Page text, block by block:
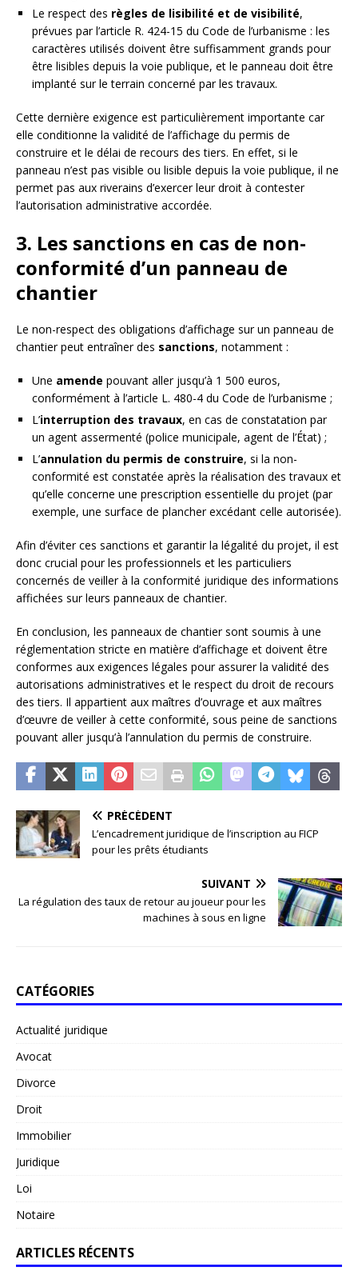
Le respect des règles de lisibilité et de visibilité,
prévues par l’article R. 424-15 du Code de l’urbanisme : les
caractères utilisés doivent être suffisamment grands pour
être lisibles depuis la voie publique, et le panneau doit être
implanté sur le terrain concerné par les travaux.
Cette dernière exigence est particulièrement importante car
elle conditionne la validité de l’affichage du permis de
construire et le délai de recours des tiers. En effet, si le
panneau n’est pas visible ou lisible depuis la voie publique, il ne
permet pas aux riverains d’exercer leur droit à contester
l’autorisation administrative accordée.
3. Les sanctions en cas de non-
conformité d’un panneau de
chantier
Le non-respect des obligations d’affichage sur un panneau de
chantier peut entraîner des sanctions, notamment :
Une amende pouvant aller jusqu’à 1 500 euros,
conformément à l’article L. 480-4 du Code de l’urbanisme ;
L’interruption des travaux, en cas de constatation par
un agent assermenté (police municipale, agent de l’État) ;
L’annulation du permis de construire, si la non-
conformité est constatée après la réalisation des travaux et
qu’elle concerne une prescription essentielle du projet (par
exemple, une surface de plancher excédant celle autorisée).
Afin d’éviter ces sanctions et garantir la légalité du projet, il est
donc crucial pour les professionnels et les particuliers
concernés de veiller à la conformité juridique des informations
affichées sur leurs panneaux de chantier.
En conclusion, les panneaux de chantier sont soumis à une
réglementation stricte en matière d’affichage et doivent être
conformes aux exigences légales pour assurer la validité des
autorisations administratives et le respect du droit de recours
des tiers. Il appartient aux maîtres d’ouvrage et aux maîtres
d’œuvre de veiller à cette conformité, sous peine de sanctions
pouvant aller jusqu’à l’annulation du permis de construire.
PRÉCÉDENT
L’encadrement juridique de l’inscription au FICP
pour les prêts étudiants
SUIVANT
La régulation des taux de retour au joueur pour les
machines à sous en ligne
CATÉGORIES
Actualité juridique
Avocat
Divorce
Droit
Immobilier
Juridique
Loi
Notaire
ARTICLES RÉCENTS